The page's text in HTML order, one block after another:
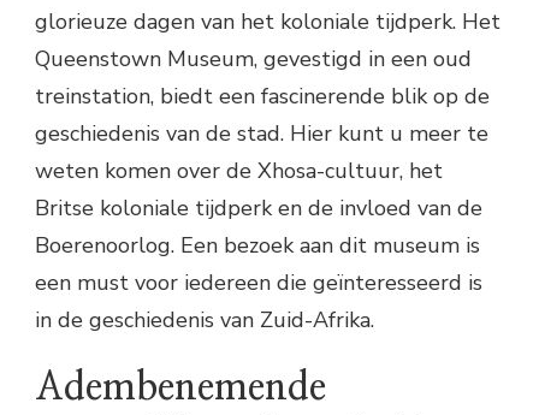
glorieuze dagen van het koloniale tijdperk. Het
Queenstown Museum, gevestigd in een oud
treinstation, biedt een fascinerende blik op de
geschiedenis van de stad. Hier kunt u meer te
weten komen over de Xhosa-cultuur, het
Britse koloniale tijdperk en de invloed van de
Boerenoorlog. Een bezoek aan dit museum is
een must voor iedereen die geïnteresseerd is
in de geschiedenis van Zuid-Afrika.
Adembenemende